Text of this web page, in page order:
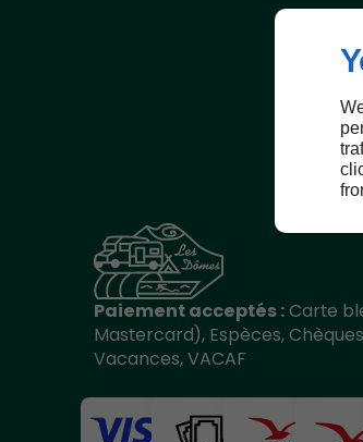
Paiement acceptés :Carte
Mastercard), Espèces,
Vacances, VACAF